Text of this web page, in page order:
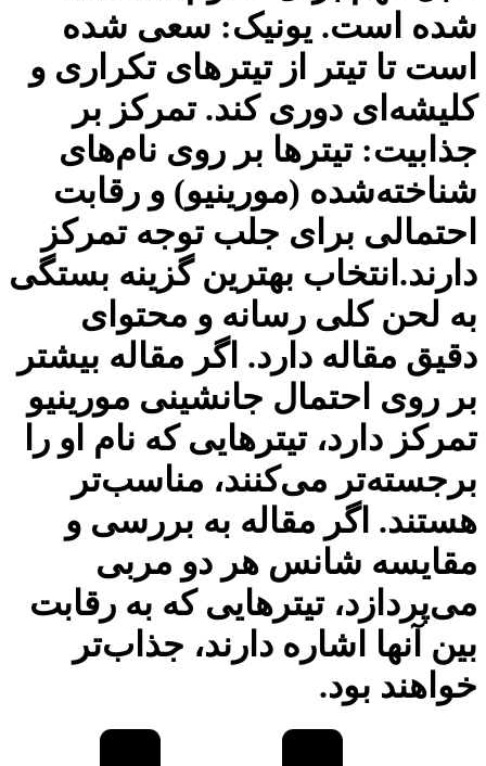
شده است. یونیک: سعی شده
است تا تیتر از تیترهای تکراری و
کلیشه‌ای دوری کند. تمرکز بر
جذابیت: تیترها بر روی نام‌های
شناخته‌شده (مورینیو) و رقابت
احتمالی برای جلب توجه تمرکز
دارند.انتخاب بهترین گزینه بستگی
به لحن کلی رسانه و محتوای
دقیق مقاله دارد. اگر مقاله بیشتر
بر روی احتمال جانشینی مورینیو
تمرکز دارد، تیترهایی که نام او را
برجسته‌تر می‌کنند، مناسب‌تر
هستند. اگر مقاله به بررسی و
مقایسه شانس هر دو مربی
می‌پردازد، تیترهایی که به رقابت
بین آنها اشاره دارند، جذاب‌تر
خواهند بود.